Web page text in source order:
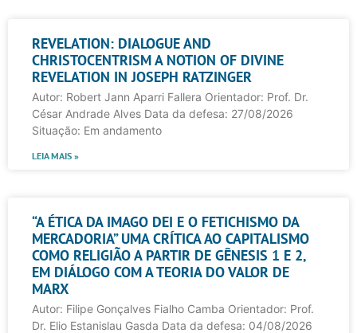
REVELATION: DIALOGUE AND
CHRISTOCENTRISM A NOTION OF DIVINE
REVELATION IN JOSEPH RATZINGER
Autor: Robert Jann Aparri Fallera Orientador: Prof. Dr.
César Andrade Alves Data da defesa: 27/08/2026
Situação: Em andamento
LEIA MAIS »
“A ÉTICA DA IMAGO DEI E O FETICHISMO DA
MERCADORIA” UMA CRÍTICA AO CAPITALISMO
COMO RELIGIÃO A PARTIR DE GÊNESIS 1 E 2,
EM DIÁLOGO COM A TEORIA DO VALOR DE
MARX
Autor: Filipe Gonçalves Fialho Camba Orientador: Prof.
Dr. Elio Estanislau Gasda Data da defesa: 04/08/2026